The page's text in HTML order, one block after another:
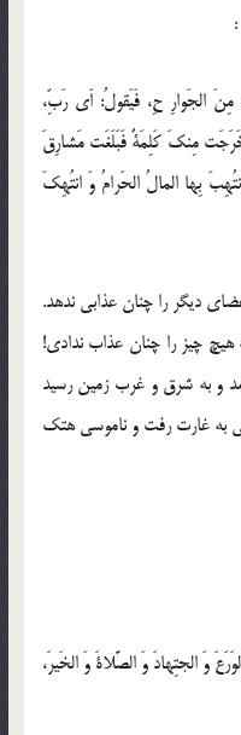
مِنَ الجَوارِ حِ، فَيَقولُ: اَى رَبِّ،
خَرَجَت مِنكَ كَلِمَةٌ فَبَلَغَت مَشارِقَ
بِها المالُ الحَرامُ وَ انتُهِكَ
ديگر را چنان عذابى ندهد.
هيچ چيز را چنان عذاب ندادى!
و به شرق و غرب زمين رسيد
به غارت رفت و ناموسى هتك
وَ الجتِهادَ وَ الصَّلاةَ وَ الخَيرَ،